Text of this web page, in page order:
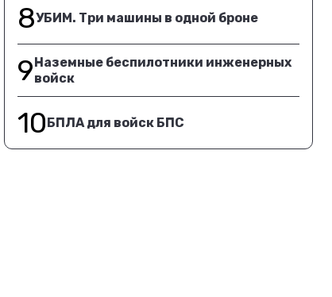
8УБИМ. Три машины в одной броне
9Наземные беспилотники инженерных
войск
10БПЛА для войск БПС